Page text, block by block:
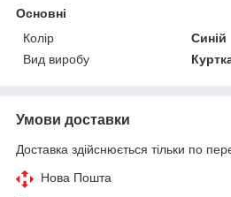
Основні
Колір
Синій
Вид виробу
Умови доставки
Доставка здійснюється тільки по
Нова Пошта